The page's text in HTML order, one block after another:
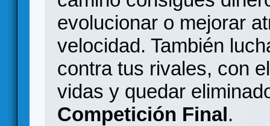
evolucionar o mejorar
velocidad. También
contra tus rivales, con
vidas y quedar
Competición Final.